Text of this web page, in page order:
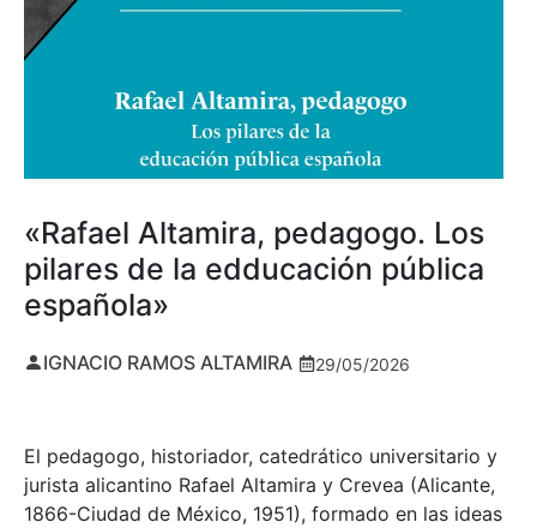
«Rafael Altamira, pedagogo. Los
pilares de la edducación pública
española»
IGNACIO RAMOS ALTAMIRA 29/05/2026
El pedagogo, historiador, catedrático universitario y
jurista alicantino Rafael Altamira y Crevea (Alicante,
1866-Ciudad de México, 1951), formado en las ideas